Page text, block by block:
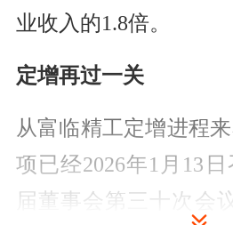
业收入的1.8倍。
定增再过一关
从富临精工定增进程
项已经2026年1月13
届董事会第三十次会